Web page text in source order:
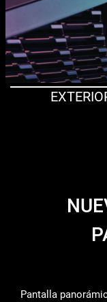
Pantalla